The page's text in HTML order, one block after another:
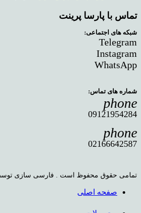
تماس با پارسا پرینت
شبکه های اجتماعی:
Telegram
Instagram
WhatsApp
شماره های تماس:
phone
09121954284
phone
02166642587
تمامی حقوق محفوظ است . فارسی سازی توسط
صفحه اصلی